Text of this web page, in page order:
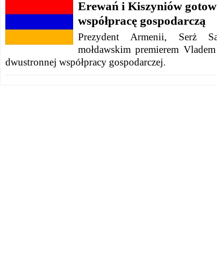
Erewań i Kiszyniów
współpracę gospodarczą
Prezydent Armenii, Serż
mołdawskim premierem
dwustronnej współpracy gospodarczej.